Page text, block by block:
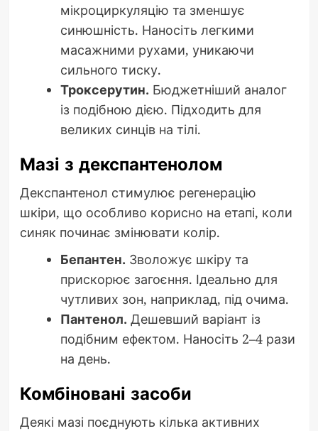
мікроциркуляцію та зменшує
синюшність. Наносіть легкими
масажними рухами, уникаючи
сильного тиску.
Троксерутин. Бюджетніший аналог
із подібною дією. Підходить для
великих синців на тілі.
Мазі з декспантенолом
Декспантенол стимулює регенерацію
шкіри, що особливо корисно на етапі, коли
синяк починає змінювати колір.
Бепантен. Зволожує шкіру та
прискорює загоєння. Ідеально для
чутливих зон, наприклад, під очима.
Пантенол. Дешевший варіант із
подібним ефектом. Наносіть 2–4 рази
на день.
Комбіновані засоби
Деякі мазі поєднують кілька активних